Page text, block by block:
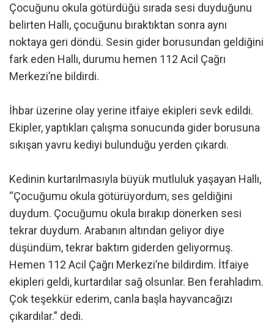
Çocuğunu okula götürdüğü sırada sesi duyduğunu
belirten Hallı, çocuğunu bıraktıktan sonra aynı
noktaya geri döndü. Sesin gider borusundan geldiğini
fark eden Hallı, durumu hemen 112 Acil Çağrı
Merkezi’ne bildirdi.
İhbar üzerine olay yerine itfaiye ekipleri sevk edildi.
Ekipler, yaptıkları çalışma sonucunda gider borusuna
sıkışan yavru kediyi bulunduğu yerden çıkardı.
Kedinin kurtarılmasıyla büyük mutluluk yaşayan Hallı,
“Çocuğumu okula götürüyordum, ses geldiğini
duydum. Çocuğumu okula bırakıp dönerken sesi
tekrar duydum. Arabanın altından geliyor diye
düşündüm, tekrar baktım giderden geliyormuş.
Hemen 112 Acil Çağrı Merkezi’ne bildirdim. İtfaiye
ekipleri geldi, kurtardılar sağ olsunlar. Ben ferahladım.
Çok teşekkür ederim, canla başla hayvancağızı
çıkardılar.” dedi.